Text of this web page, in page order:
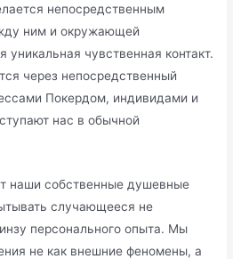
непосредственным
ним и окружающей
уникальная чувственная контакт.
через непосредственный
Покердом, индивидами и
нас в обычной
наши собственные душевные
случающееся не
персонального опыта. Мы
не как внешние феномены, а